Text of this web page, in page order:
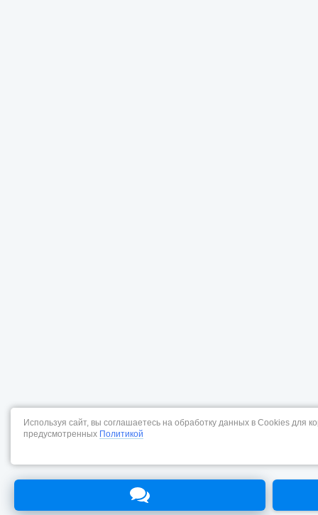
Используя сайт, вы соглашаетесь на обработку данных в Cookies для
предусмотренных Политикой